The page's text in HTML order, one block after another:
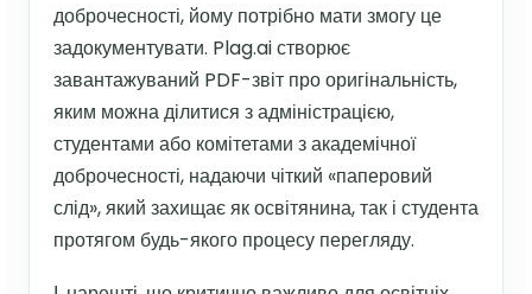
доброчесності, йому потрібно мати змогу це
задокументувати. Plag.ai створює
завантажуваний PDF-звіт про оригінальність,
яким можна ділитися з адміністрацією,
студентами або комітетами з академічної
доброчесності, надаючи чіткий «паперовий
слід», який захищає як освітянина, так і студента
протягом будь-якого процесу перегляду.